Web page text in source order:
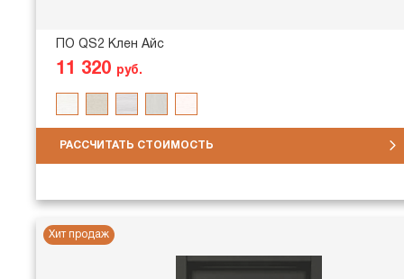
ПО QS2 Клен Айс
11 320 руб.
РАССЧИТАТЬ СТОИМОСТЬ
Хит продаж